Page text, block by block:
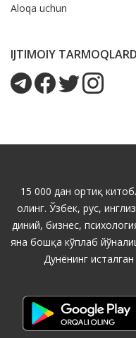
Aloqa uchun
IJTIMOIY
15 000 дан ортиқ
олинг. Ўзбек, рус,
диний, бизнес,
яна бошқа кўплаб
Дунёнинг